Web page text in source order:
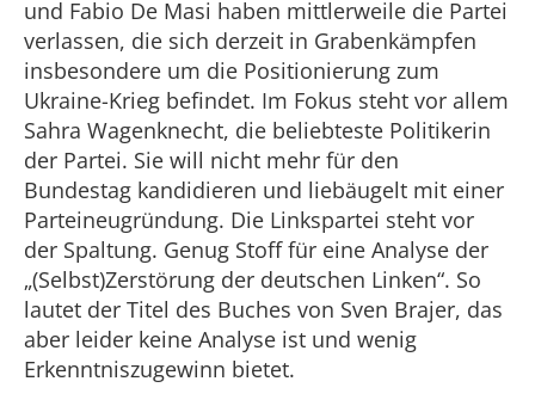
und Fabio De Masi haben mittlerweile die Partei
verlassen, die sich derzeit in Grabenkämpfen
insbesondere um die Positionierung zum
Ukraine-Krieg befindet. Im Fokus steht vor allem
Sahra Wagenknecht, die beliebteste Politikerin
der Partei. Sie will nicht mehr für den
Bundestag kandidieren und liebäugelt mit einer
Parteineugründung. Die Linkspartei steht vor
der Spaltung. Genug Stoff für eine Analyse der
„(Selbst)Zerstörung der deutschen Linken“. So
lautet der Titel des Buches von Sven Brajer, das
aber leider keine Analyse ist und wenig
Erkenntniszugewinn bietet.